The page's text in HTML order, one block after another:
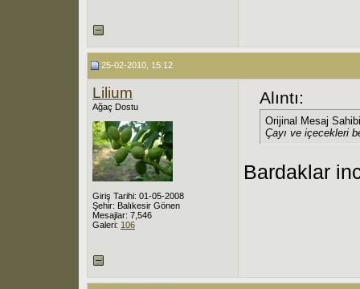
25-02-2010, 15:12
Lilium
Ağaç Dostu
Giriş Tarihi: 01-05-2008
Şehir: Balıkesir Gönen
Mesajlar: 7,546
Galeri: 106
Alıntı:
Orijinal Mesaj
Çayı ve içecekleri
Bardaklar